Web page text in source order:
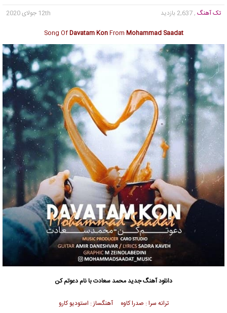
تک آهنگ , 2,637 بازدید
12th جولای 2020
Song OfDavatam KonFrom Mohammad Saadat
دانلود آهنگ جدیدمحمد سعادت با نام دعوتم کن
ترانه سرا : صدرا کاوه آهنگساز : استودیو کارو